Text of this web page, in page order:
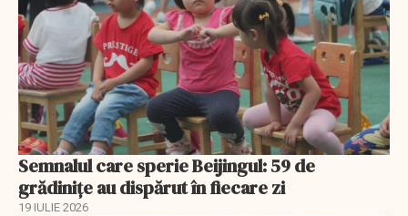
Semnalul care sperie Beijingul: 59 de
grădinițe au dispărut în fiecare zi
19 IULIE 2026